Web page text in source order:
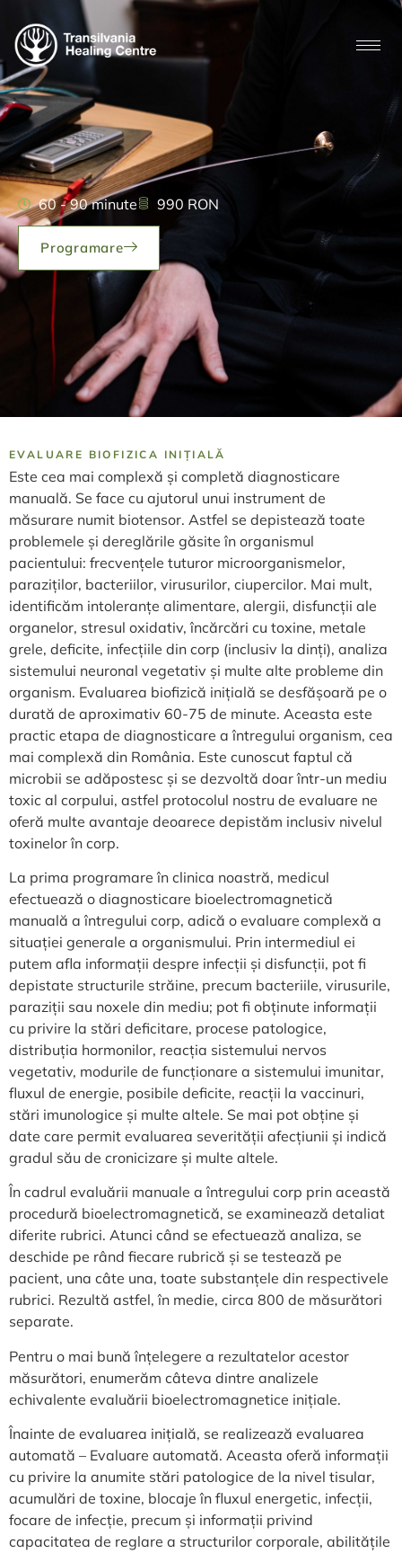
60 - 90 minute 990 RON
Programare
EVALUARE BIOFIZICA INIȚIALĂ
Este cea mai complexă și completă diagnosticare
manuală. Se face cu ajutorul unui instrument de
măsurare numit biotensor. Astfel se depistează toate
problemele și dereglările găsite în organismul
pacientului: frecvențele tuturor microorganismelor,
paraziților, bacteriilor, virusurilor, ciupercilor. Mai mult,
identificăm intoleranțe alimentare, alergii, disfuncții ale
organelor, stresul oxidativ, încărcări cu toxine, metale
grele, deficite, infecțiile din corp (inclusiv la dinți), analiza
sistemului neuronal vegetativ și multe alte probleme din
organism. Evaluarea biofizică inițială se desfășoară pe o
durată de aproximativ 60-75 de minute. Aceasta este
practic etapa de diagnosticare a întregului organism, cea
mai complexă din România. Este cunoscut faptul că
microbii se adăpostesc și se dezvoltă doar într-un mediu
toxic al corpului, astfel protocolul nostru de evaluare ne
oferă multe avantaje deoarece depistăm inclusiv nivelul
toxinelor în corp.
La prima programare în clinica noastră, medicul
efectuează o diagnosticare bioelectromagnetică
manuală a întregului corp, adică o evaluare complexă a
situației generale a organismului. Prin intermediul ei
putem afla informații despre infecții și disfuncții, pot fi
depistate structurile străine, precum bacteriile, virusurile,
paraziții sau noxele din mediu; pot fi obținute informații
cu privire la stări deficitare, procese patologice,
distribuția hormonilor, reacția sistemului nervos
vegetativ, modurile de funcționare a sistemului imunitar,
fluxul de energie, posibile deficite, reacții la vaccinuri,
stări imunologice și multe altele. Se mai pot obține și
date care permit evaluarea severității afecțiunii și indică
gradul său de cronicizare și multe altele.
În cadrul evaluării manuale a întregului corp prin această
procedură bioelectromagnetică, se examinează detaliat
diferite rubrici. Atunci când se efectuează analiza, se
deschide pe rând fiecare rubrică și se testează pe
pacient, una câte una, toate substanțele din respectivele
rubrici. Rezultă astfel, în medie, circa 800 de măsurători
separate.
Pentru o mai bună înțelegere a rezultatelor acestor
măsurători, enumerăm câteva dintre analizele
echivalente evaluării bioelectromagnetice inițiale.
Înainte de evaluarea inițială, se realizează evaluarea
automată – Evaluare automată. Aceasta oferă informații
cu privire la anumite stări patologice de la nivel tisular,
acumulări de toxine, blocaje în fluxul energetic, infecții,
focare de infecție, precum și informații privind
capacitatea de reglare a structurilor corporale, abilitățile